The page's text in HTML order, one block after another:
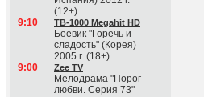
(12+)
9:10
ТВ-1000 Megahit HD
Боевик "Горечь и
сладость" (Корея)
2005 г. (18+)
9:00
Zee TV
Мелодрама "Порог
любви. Серия 73"